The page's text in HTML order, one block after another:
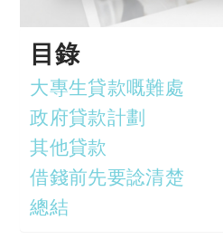
目錄
大專生貸款嘅難處
政府貸款計劃
其他貸款
借錢前先要諗清楚
總結